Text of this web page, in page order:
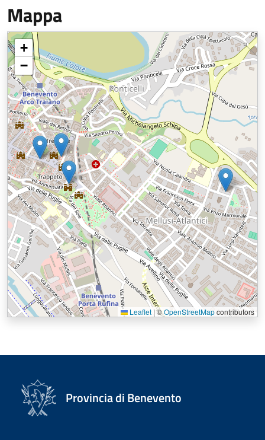
Mappa
+
−
Leaflet |©OpenStreetMapcontributors
Provincia di Benevento